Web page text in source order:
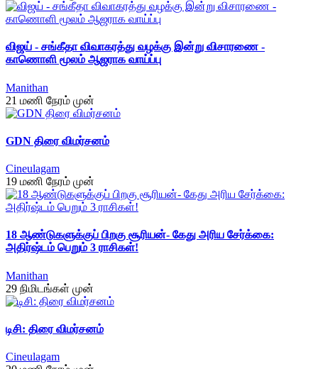
விஜய் - சங்கீதா விவாகரத்து வழக்கு இன்று விசாரணை -
காணொளி மூலம் ஆஜராக வாய்ப்பு
Manithan
21 மணி நேரம் முன்
GDN திரை விமர்சனம்
Cineulagam
19 மணி நேரம் முன்
18 ஆண்டுகளுக்குப் பிறகு சூரியன்- கேது அரிய சேர்க்கை:
அதிர்ஷ்டம் பெறும் 3 ராசிகள்!
Manithan
29 நிமிடங்கள் முன்
டிசி: திரை விமர்சனம்
Cineulagam